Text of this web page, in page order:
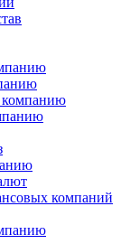
компанию
компаний